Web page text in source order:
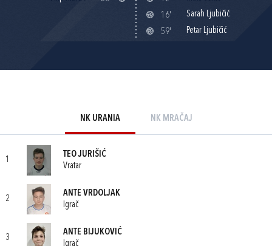
16'
Sarah Ljubičić
59'
Petar Ljubičić
NK URANIA NK MRAČAJ
1
TEO JURIŠIĆ
Vratar
2
ANTE VRDOLJAK
Igrač
3
ANTE BIJUKOVIĆ
Igrač